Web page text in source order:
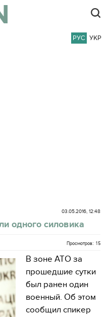
РУС УКР
03.05.2016, 12:48
одного силовика
Просмотров: 15
В зоне АТО за
прошедшие сутки
был ранен один
военный. Об этом
сообщил спикер